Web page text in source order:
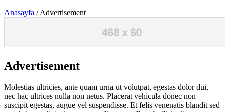
Anasayfa / Advertisement
Advertisement
Molestias ultricies, ante quam urna ut volutpat, egestas dolor dui,
nec hac ultrices nulla non netus. Placerat vehicula donec non
suscipit egestas, augue vel suspendisse. Et felis venenatis blandit sed